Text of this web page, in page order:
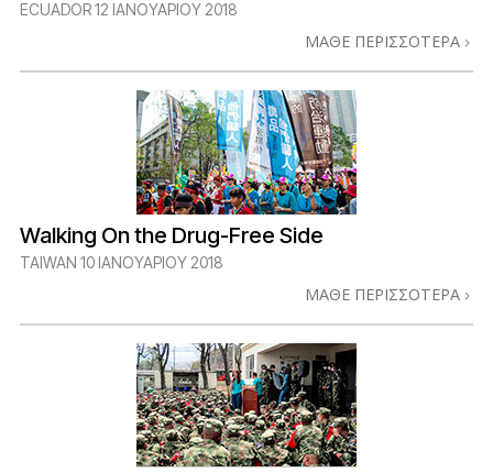
ECUADOR12 ΙΑΝΟΥΑΡΙΟΥ 2018
ΜΑΘΕ ΠΕΡΙΣΣΟΤΕΡΑ
Walking On the Drug-Free Side
TAIWAN 10 ΙΑΝΟΥΑΡΙΟΥ 2018
ΜΑΘΕ ΠΕΡΙΣΣΟΤΕΡΑ